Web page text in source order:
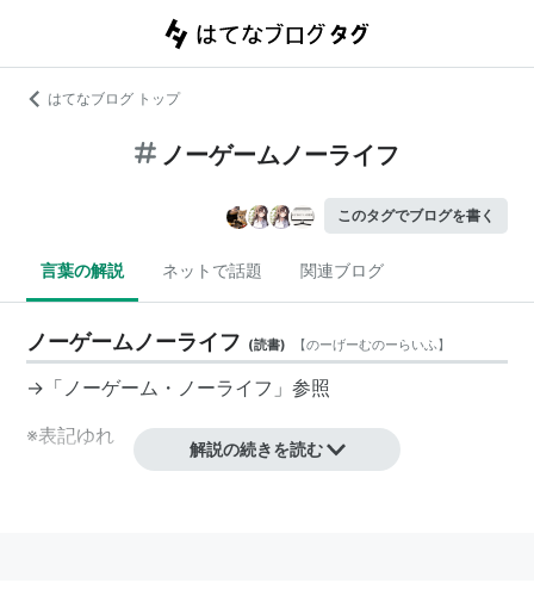
はてなブログ トップ
ノーゲームノーライフ
このタグでブログを書く
言葉の解説 ネットで話題 関連ブログ
ノーゲームノーライフ (読書) 【のーげーむのーらいふ】
→「 ノーゲーム・ノーライフ 」参照
※表記ゆれ
解説の続きを読む